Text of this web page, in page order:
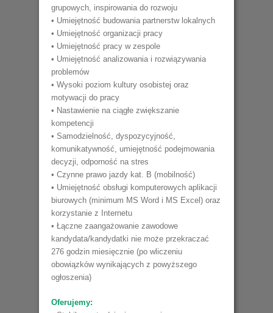
grupowych, inspirowania do rozwoju
• Umiejętność budowania partnerstw lokalnych
• Umiejętność organizacji pracy
• Umiejętność pracy w zespole
• Umiejętność analizowania i rozwiązywania
problemów
• Wysoki poziom kultury osobistej oraz
motywacji do pracy
• Nastawienie na ciągłe zwiększanie
kompetencji
• Samodzielność, dyspozycyjność,
komunikatywność, umiejętność podejmowania
decyzji, odporność na stres
• Czynne prawo jazdy kat. B (mobilność)
• Umiejętność obsługi komputerowych aplikacji
biurowych (minimum MS Word i MS Excel) oraz
korzystanie z Internetu
• Łączne zaangażowanie zawodowe
kandydata/kandydatki nie może przekraczać
276 godzin miesięcznie (po wliczeniu
obowiązków wynikających z powyższego
ogłoszenia)
Oferujemy: